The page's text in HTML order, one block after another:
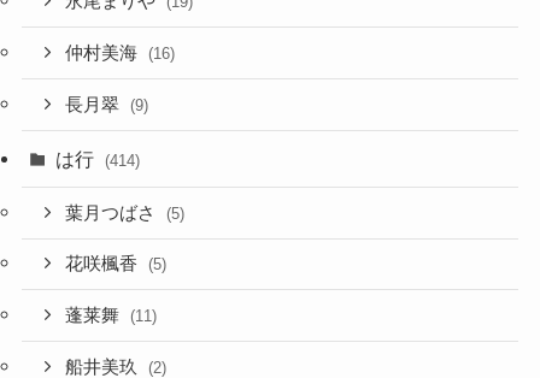
仲村美海 (16)
長月翠 (9)
は行 (414)
葉月つばさ (5)
花咲楓香 (5)
蓬莱舞 (11)
船井美玖 (2)